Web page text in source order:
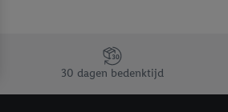
30 dagen bedenktijd